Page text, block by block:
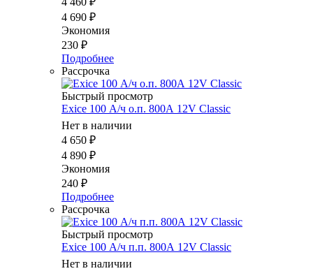
4 690 ₽
Экономия
230 ₽
Подробнее
Рассрочка
Быстрый просмотр
Exice 100 А/ч о.п. 800А 12V Classic
Нет в наличии
4 650 ₽
4 890 ₽
Экономия
240 ₽
Подробнее
Рассрочка
Быстрый просмотр
Exice 100 А/ч п.п. 800А 12V Classic
Нет в наличии